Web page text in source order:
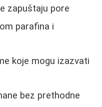
zapuštaju pore
parafina i
koje mogu izazvati
bez prethodne